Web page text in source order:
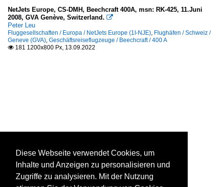
NetJets Europe, CS-DMH, Beechcraft 400A, msn: RK-425, 11.Juni
2008, GVA Genève, Switzerland. 
Peter Leu
Fluggesellschaften / Europa / NetJets Europe (1I-NJE), Flughäfen / Schweiz /
Geneve (GVA), Geschäftsreiseflugzeuge / Beechcraft / 400 A
 181 1200x800 Px, 13.09.2022
Diese Webseite verwendet Cookies, um
Inhalte und Anzeigen zu personalisieren und
Zugriffe zu analysieren. Mit der Nutzung